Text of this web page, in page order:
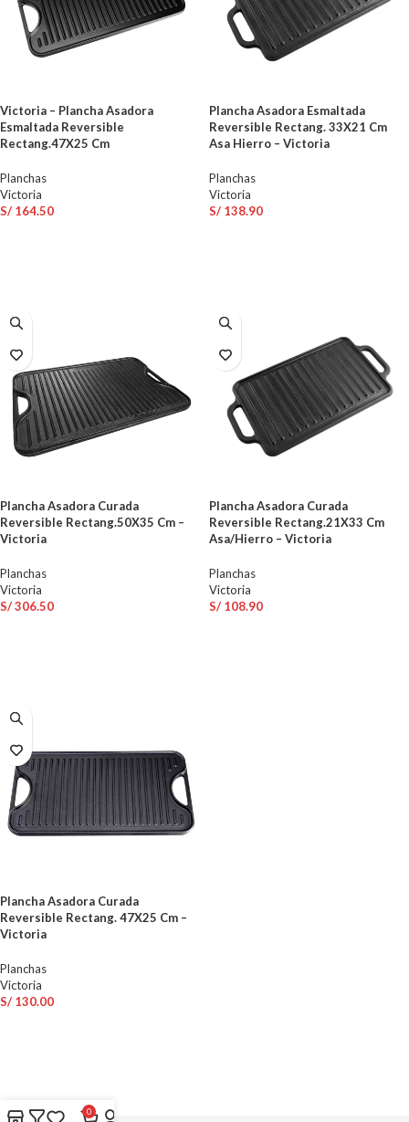
Victoria – Plancha Asadora
Esmaltada Reversible
Rectang.47X25 Cm
Planchas
Victoria
S/ 164.50
Plancha Asadora Esmaltada
Reversible Rectang. 33X21 Cm
Asa Hierro – Victoria
Planchas
Victoria
S/ 138.90
Plancha Asadora Curada
Reversible Rectang.50X35 Cm –
Victoria
Planchas
Victoria
S/306.50
Plancha Asadora Curada
Reversible Rectang.21X33 Cm
Asa/Hierro – Victoria
Planchas
Victoria
S/ 108.90
Plancha Asadora Curada
Reversible Rectang. 47X25 Cm –
Victoria
Planchas
Victoria
S/ 130.00
0